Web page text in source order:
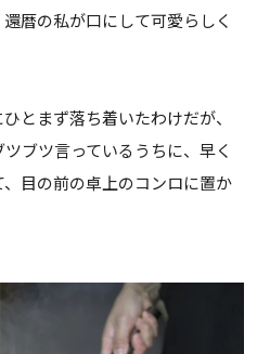
暦の私が口にして可愛らしく
とまず落ち着いたわけだが、
ブツ言っているうちに、早く
目の前の卓上のコンロに置か